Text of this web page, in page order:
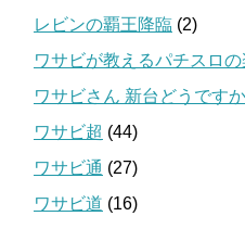
レビンの覇王降臨 (2)
ワサビが教えるパチスロ
ワサビさん 新台どうです
ワサビ超 (44)
ワサビ通 (27)
ワサビ道 (16)